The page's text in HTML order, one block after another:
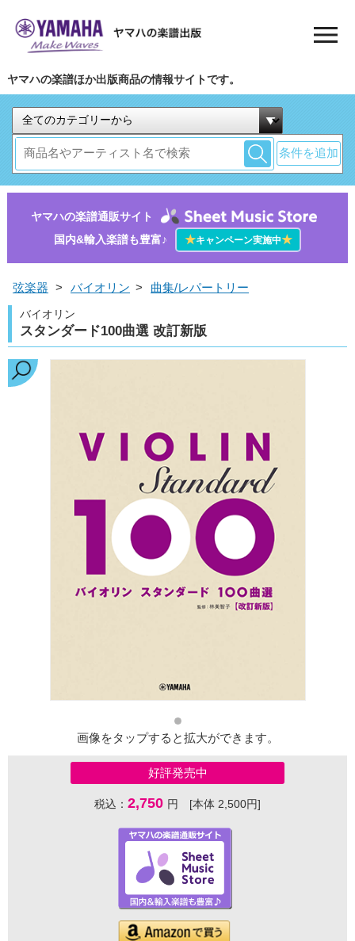
ヤマハの楽譜ほか出版商品の情報サイトです。
条件を追加
ヤマハの楽譜通販サイト
国内&輸入楽譜も豊富♪
★キャンペーン実施中★
弦楽器 > バイオリン > 曲集/レパートリー
バイオリン
スタンダード100曲選 改訂新版
画像をタップすると拡大ができます。
好評発売中
税込： 2,750 円 [本体 2,500円]